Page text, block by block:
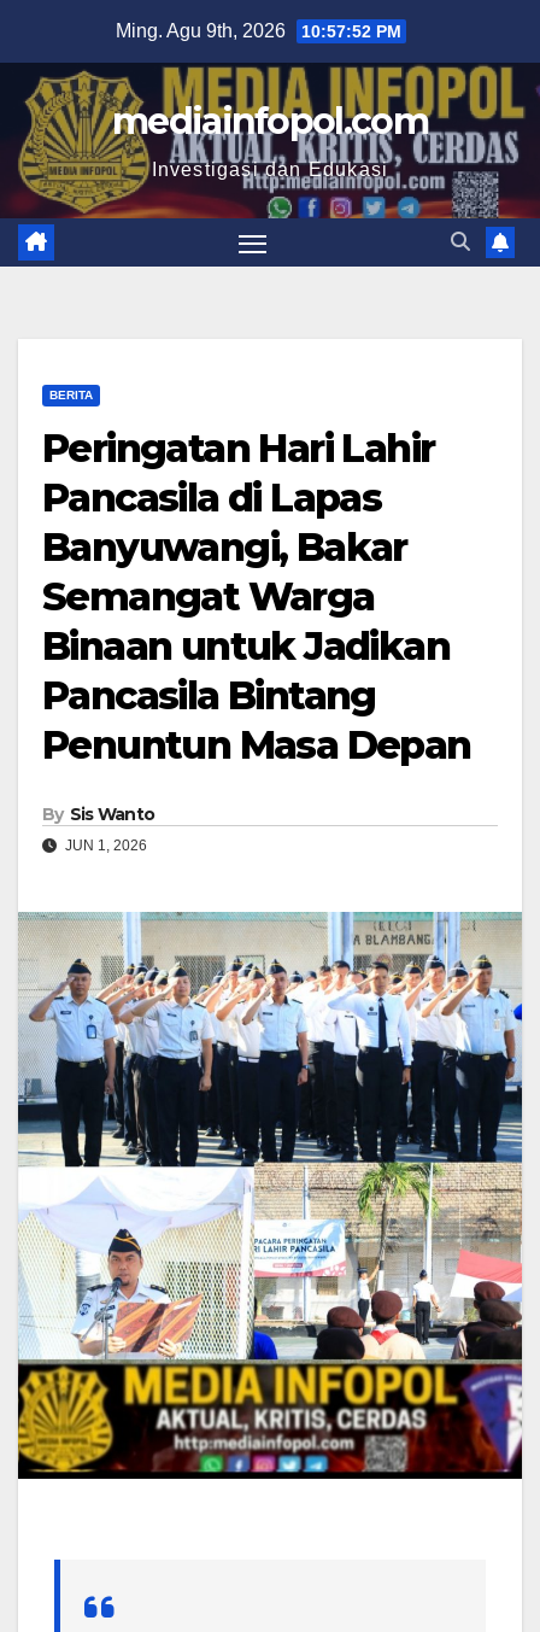
content
Ming. Agu 9th, 2026 10:57:53 PM
mediainfopol.com
Investigasi dan Edukasi
BERITA
Peringatan Hari Lahir
Pancasila di Lapas
Banyuwangi, Bakar
Semangat Warga
Binaan untuk Jadikan
Pancasila Bintang
Penuntun Masa Depan
By Sis Wanto
JUN 1, 2026